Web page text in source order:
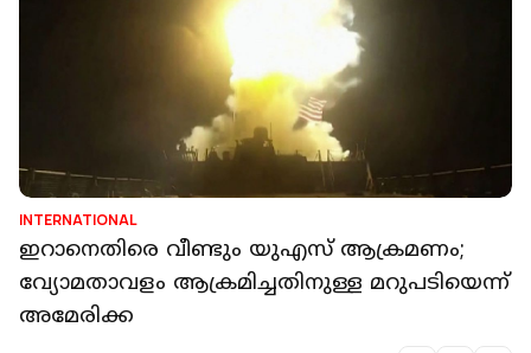
INTERNATIONAL
ഇറാനെതിരെ വീണ്ടും യുഎസ് ആക്രമണം;
വ്യോമതാവളം ആക്രമിച്ചതിനുള്ള മറുപടിയെന്ന്
അമേരിക്ക